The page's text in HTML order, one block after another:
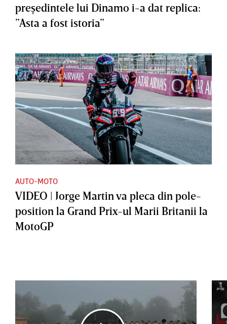
preşedintele lui Dinamo i-a dat replica:
”Asta a fost istoria”
AUTO-MOTO
VIDEO | Jorge Martin va pleca din pole-
position la Grand Prix-ul Marii Britanii la
MotoGP